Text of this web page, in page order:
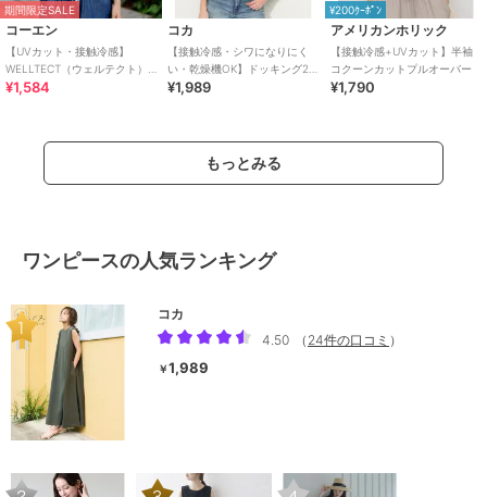
期間限定SALE
コーエン
【UVカット・接触冷感】
WELLTECT（ウェルテクト）
USAコットン フレアスリーブ
¥1,584
コカ
【接触冷感・シワになりにく
い・乾燥機OK】ドッキング2
段フリルTシャツ 全2色
¥1,989
¥200ｸｰﾎﾟﾝ
アメリカンホリック
【接触冷感+UVカット】半袖
コクーンカットプルオーバー
¥1,790
もっとみる
ワンピースの人気ランキング
コカ
4.50
（ 24件の口コミ ）
￥1,989